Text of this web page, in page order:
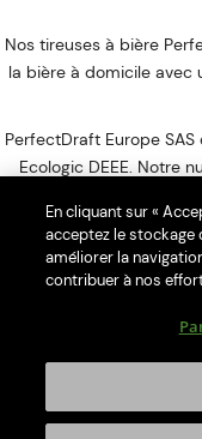
Nos tireuses à bière
la bière à domicile
PerfectDraft Europe
Ecologic DEEE. Notre
de
L’abus d’alcool est
Merci de ne pas
enceintes. La vente
interdite. En
En cliquant sur «
acceptez le
améliorer la
contribuer à nos